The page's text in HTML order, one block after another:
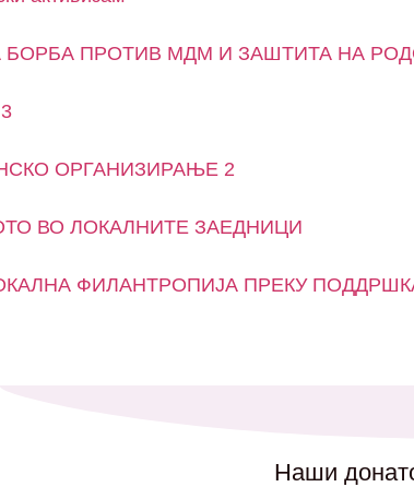
ПРОТИВ МДМ И ЗАШТИТА НА
ОРГАНИЗИРАЊЕ 2
ВО ЛОКАЛНИТЕ ЗАЕДНИЦИ
ФИЛАНТРОПИЈА ПРЕКУ
Наши